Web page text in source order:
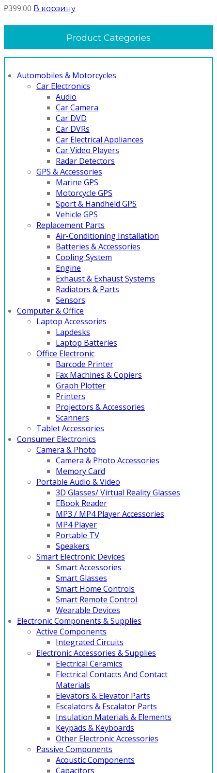
₽399.00 В корзину
Product Categories
Automobiles & Motorcycles
Car Electronics
Audio
Car Camera
Car DVD
Car DVRs
Car Electrical Appliances
Car Video Players
Radar Detectors
GPS & Accessories
Marine GPS
Motorcycle GPS
Sport & Handheld GPS
Vehicle GPS
Replacement Parts
Air-Conditioning Installation
Batteries & Accessories
Cooling System
Engine
Exhaust & Exhaust Systems
Radiators & Parts
Sensors
Computer & Office
Laptop Accessories
Lapdesks
Laptop Batteries
Office Electronic
Barcode Printer
Fax Machines & Copiers
Graph Plotter
Printers
Projectors & Accessories
Scanners
Tablet Accessories
Consumer Electronics
Camera & Photo
Camera & Photo Accessories
Memory Card
Portable Audio & Video
3D Glasses/ Virtual Reality Glasses
EBook Reader
MP3 / MP4 Player Accessories
MP4 Player
Portable TV
Speakers
Smart Electronic Devices
Smart Accessories
Smart Glasses
Smart Home Controls
Smart Remote Control
Wearable Devices
Electronic Components & Supplies
Active Components
Integrated Circuits
Electronic Accessories & Supplies
Electrical Ceramics
Electrical Contacts And Contact
Materials
Elevators & Elevator Parts
Escalators & Escalator Parts
Insulation Materials & Elements
Keypads & Keyboards
Other Electronic Accessories
Passive Components
Acoustic Components
Capacitors